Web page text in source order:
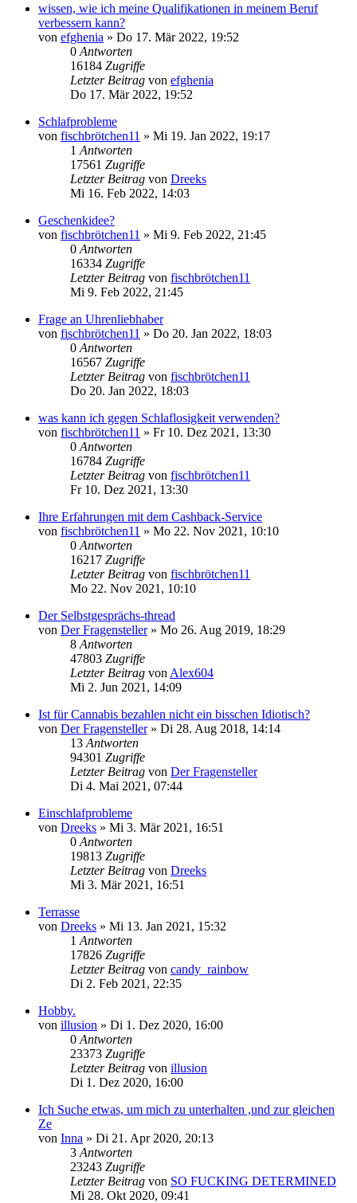
wissen, wie ich meine Qualifikationen in meinem Beruf
verbessern kann?
von efghenia » Do 17. Mär 2022, 19:52
0 Antworten
16184 Zugriffe
Letzter Beitrag von efghenia
Do 17. Mär 2022, 19:52
Schlafprobleme
von fischbrötchen11 » Mi 19. Jan 2022, 19:17
1 Antworten
17561 Zugriffe
Letzter Beitrag von Dreeks
Mi 16. Feb 2022, 14:03
Geschenkidee?
von fischbrötchen11 » Mi 9. Feb 2022, 21:45
0 Antworten
16334 Zugriffe
Letzter Beitrag von fischbrötchen11
Mi 9. Feb 2022, 21:45
Frage an Uhrenliebhaber
von fischbrötchen11 » Do 20. Jan 2022, 18:03
0 Antworten
16567 Zugriffe
Letzter Beitrag von fischbrötchen11
Do 20. Jan 2022, 18:03
was kann ich gegen Schlaflosigkeit verwenden?
von fischbrötchen11 » Fr 10. Dez 2021, 13:30
0 Antworten
16784 Zugriffe
Letzter Beitrag von fischbrötchen11
Fr 10. Dez 2021, 13:30
Ihre Erfahrungen mit dem Cashback-Service
von fischbrötchen11 » Mo 22. Nov 2021, 10:10
0 Antworten
16217 Zugriffe
Letzter Beitrag von fischbrötchen11
Mo 22. Nov 2021, 10:10
Der Selbstgesprächs-thread
von Der Fragensteller» Mo 26. Aug 2019, 18:29
8 Antworten
47803 Zugriffe
Letzter Beitrag von Alex604
Mi 2. Jun 2021, 14:09
Ist für Cannabis bezahlen nicht ein bisschen Idiotisch?
von Der Fragensteller» Di 28. Aug 2018, 14:14
13 Antworten
94301 Zugriffe
Letzter Beitrag von Der Fragensteller
Di 4. Mai 2021, 07:44
Einschlafprobleme
von Dreeks » Mi 3. Mär 2021, 16:51
0 Antworten
19813 Zugriffe
Letzter Beitrag von Dreeks
Mi 3. Mär 2021, 16:51
Terrasse
von Dreeks » Mi 13. Jan 2021, 15:32
1 Antworten
17826 Zugriffe
Letzter Beitrag von candy_rainbow
Di 2. Feb 2021, 22:35
Hobby.
von illusion » Di 1. Dez 2020, 16:00
0 Antworten
23373 Zugriffe
Letzter Beitrag von illusion
Di 1. Dez 2020, 16:00
Ich Suche etwas, um mich zu unterhalten ,und zur gleichen
Ze
von Inna » Di 21. Apr 2020, 20:13
3 Antworten
23243 Zugriffe
Letzter Beitrag von SO FUCKING DETERMINED
Mi 28. Okt 2020, 09:41